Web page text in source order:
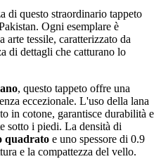
di questo straordinario tappeto
Ogni esemplare è
arte tessile, caratterizzato da
di dettagli che catturano lo
, questo tappeto offre una
eccezionale. L'uso della lana
in cotone, garantisce durabilità e
sotto i piedi. La densità di
quadrato e uno spessore di 0.9
e la compattezza del vello.